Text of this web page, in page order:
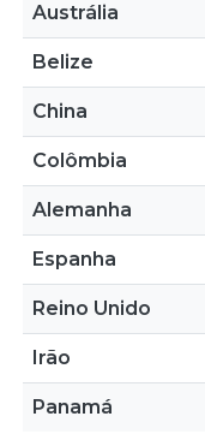
Austrália
Belize
China
Colômbia
Alemanha
Espanha
Reino Unido
Irão
Panamá